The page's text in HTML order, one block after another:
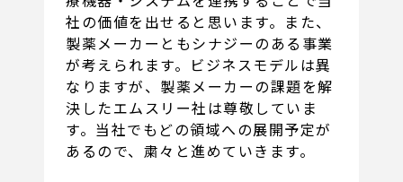
社の価値を出せると思います。また、
製薬メーカーともシナジーのある事業
が考えられます。ビジネスモデルは異
なりますが、製薬メーカーの課題を解
決したエムスリー社は尊敬していま
す。当社でもどの領域への展開予定が
あるので、粛々と進めていきます。